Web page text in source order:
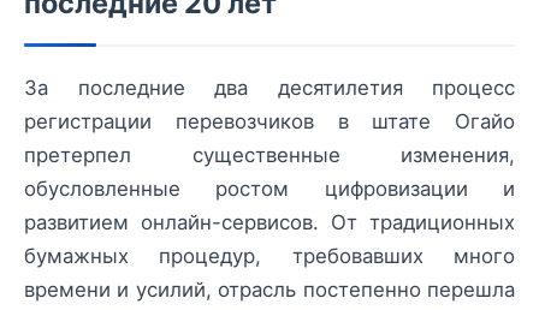
За последние два десятилетия процесс
регистрации перевозчиков в штате Огайо
претерпел существенные изменения,
обусловленные ростом цифровизации и
развитием онлайн-сервисов. От традиционных
бумажных процедур, требовавших много
времени и усилий, отрасль постепенно перешла